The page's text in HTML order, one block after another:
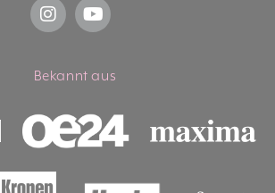
Bekannt aus